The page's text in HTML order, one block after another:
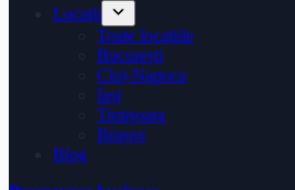
Locații
Toate locațiile
București
Cluj-Napoca
Iași
Timișoara
Brașov
Blog